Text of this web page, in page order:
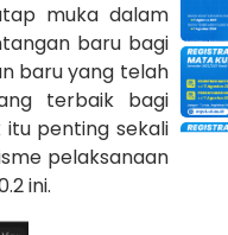
muka dalam
baru bagi
baru yang telah
terbaik bagi
penting sekali
pelaksanaan
ini.